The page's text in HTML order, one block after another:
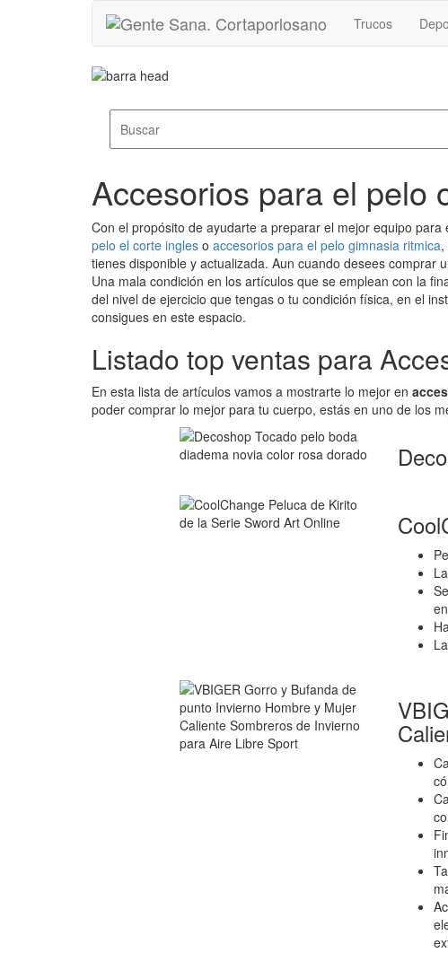
Trucos
Accesorios para el pelo
Con el propósito de ayudarte a preparar el mejor equipo
pelo el corte ingles o accesorios para el pelo gimnasia ritmica
tienes disponible y actualizada. Aun cuando desees comprar
Una mala condición en los artículos que se emplean con la
del nivel de ejercicio que tengas o tu condición física, en el
consigues en este espacio.
Listado top ventas para
En esta lista de artículos vamos a mostrarte lo mejor en
poder comprar lo mejor para tu cuerpo, estás en uno de los